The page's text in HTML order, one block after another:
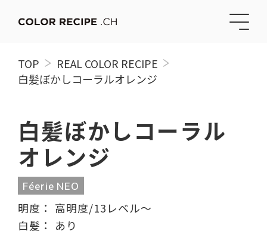
TOP
REAL COLOR RECIPE
白髪ぼかしコーラルオレンジ
白髪ぼかしコーラル
オレンジ
Féerie NEO
明度： 高明度/13レベル〜
白髪：
あり